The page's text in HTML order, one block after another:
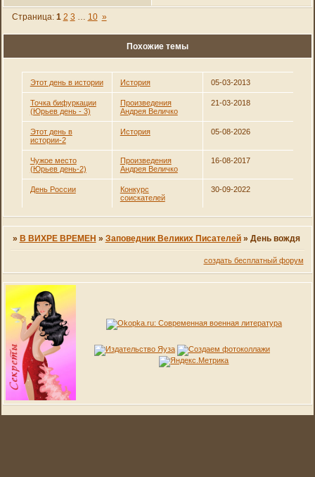
Страница: 1 2 3 10 »
Похожие темы
Этот день в истории История 05-03-2013
Точка бифуркации
(Юрьев день - 3)
Произведения
Андрея Величко
21-03-2018
Этот день в
истории-2
История 05-08-2026
Чужое место
(Юрьев день-2)
Произведения
Андрея Величко
16-08-2017
День России
Конкурс
соискателей
30-09-2022
» В ВИХРЕ ВРЕМЕН » Заповедник Великих Писателей » День вождя
создать бесплатный форум